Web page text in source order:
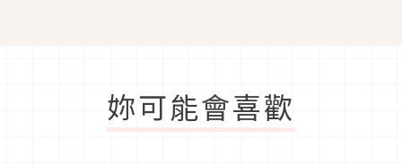
妳可能會喜歡